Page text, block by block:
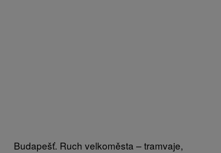
Budapešť. Ruch velkoměsta – tramvaje,